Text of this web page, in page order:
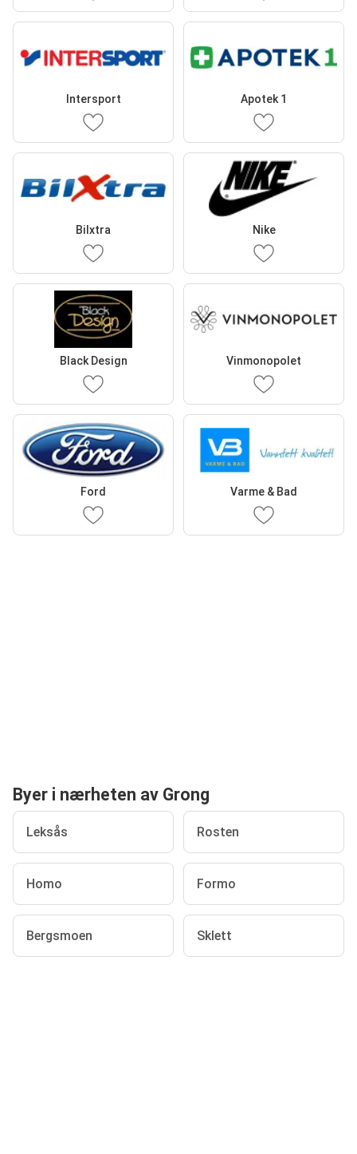
Intersport Apotek 1
Bilxtra Nike
Black Design Vinmonopolet
Ford Varme & Bad
Byer i nærheten av Grong
Leksås Rosten
Homo Formo
Bergsmoen Sklett